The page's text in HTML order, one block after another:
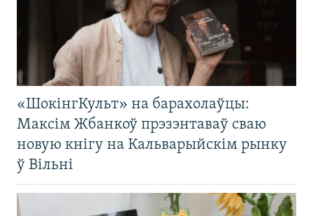
«ШокінгКульт» на барахолаўцы:
Максім Жбанкоў прэзэнтаваў сваю
новую кнігу на Кальварыйскім рынку
ў Вільні